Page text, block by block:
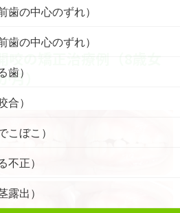
）
歯の中心のずれ）
の中心のずれ）
）
）
ぼこ）
正）
露出）